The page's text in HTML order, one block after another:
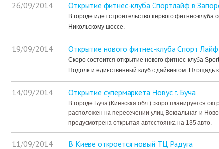
26/09/2014 Открытие фитнес-клуба Спортлайф в
В городе идет строительство первого фитнес-
Никольскому шоссе.
19/09/2014 Открытие нового фитнес-клуба Спорт
Скоро состоится открытие нового фитнес-клуба
Подоле и единственный клуб с дайвингом. Площадь
14/09/2014 Открытие супермаркета Новус г. Буча
В городе Буча (Киевская обл.) скоро планируется
расположен на пересечении улиц Вокзальная и
предусмотрена открытая автостоянка на 135 авто.
11/09/2014 В Киеве откроется новый ТЦ Радуга